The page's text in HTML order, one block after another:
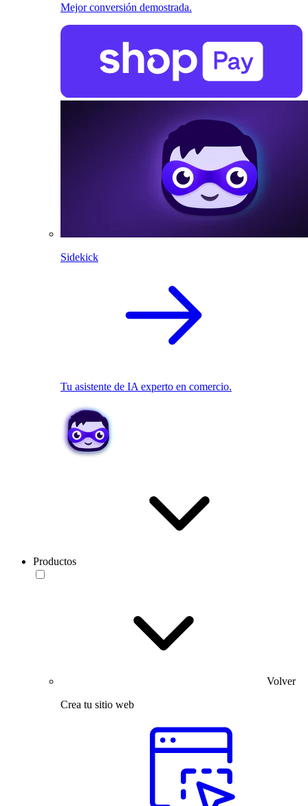
Mejor conversión demostrada.
Sidekick
Tu asistente de IA experto en comercio.
Productos
Volver
Crea tu sitio web